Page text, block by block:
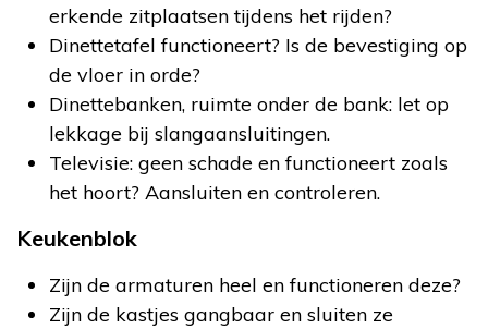
erkende zitplaatsen tijdens het rijden?
Dinettetafel functioneert? Is de bevestiging op
de vloer in orde?
Dinettebanken, ruimte onder de bank: let op
lekkage bij slangaansluitingen.
Televisie: geen schade en functioneert zoals
het hoort? Aansluiten en controleren.
Keukenblok
Zijn de armaturen heel en functioneren deze?
Zijn de kastjes gangbaar en sluiten ze